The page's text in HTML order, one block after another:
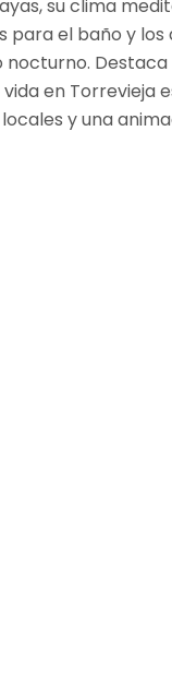
su clima
el baño y
Destaca
en
y una